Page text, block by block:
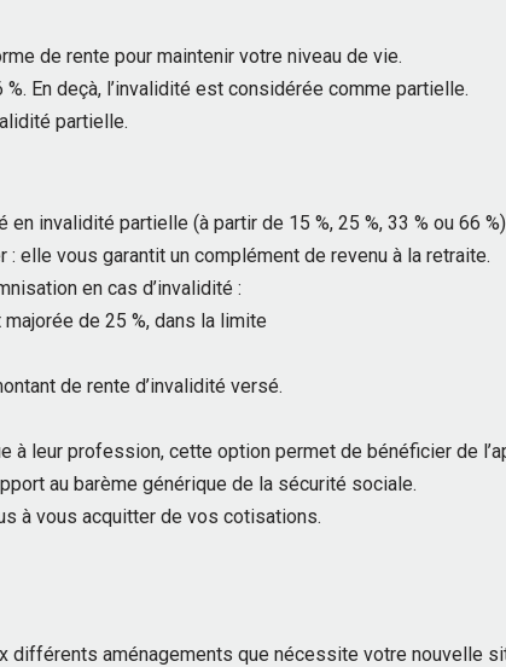
de rente pour maintenir votre niveau de vie.
En deçà, l’invalidité est considérée comme partielle.
partielle.
invalidité partielle (à partir de 15 %, 25 %, 33 % ou 66 %)
elle vous garantit un complément de revenu à la retraite.
en cas d’invalidité :
de 25 %, dans la limite
de rente d’invalidité versé.
leur profession, cette option permet de bénéficier de
au barème générique de la sécurité sociale.
à vous acquitter de vos cotisations.
aménagements que nécessite votre nouvelle